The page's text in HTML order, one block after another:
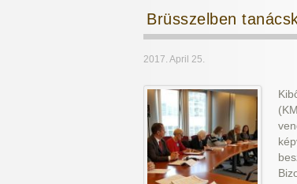
Brüsszelben
2017. April 25.